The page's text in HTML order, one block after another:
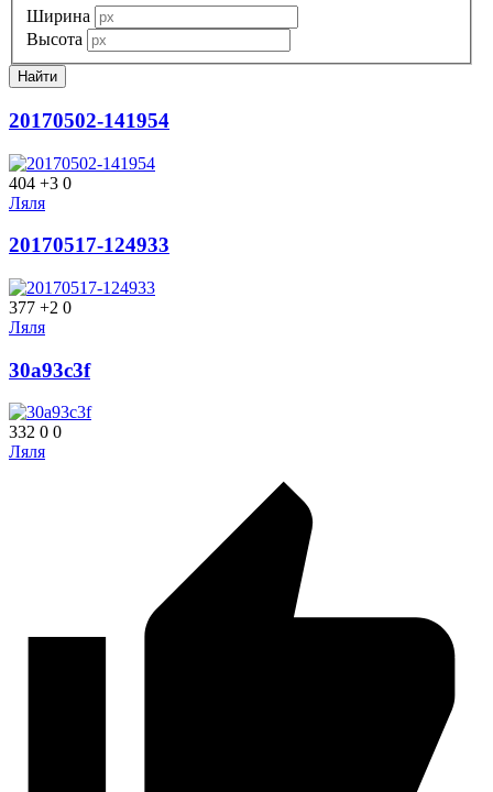
Ширина
Высота
20170502-141954
404 +3 0
Ляля
20170517-124933
377 +2 0
Ляля
30a93c3f
332 0 0
Ляля